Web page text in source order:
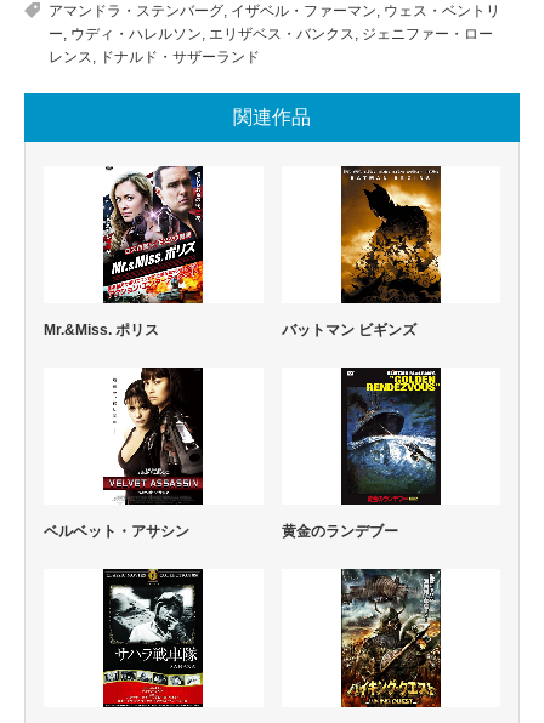
アマンドラ・ステンバーグ イザベル・ファーマン ウェス・ベントリ
ー ウディ・ハレルソン エリザベス・バンクス
ジェニファー・ロー
レンス
ドナルド・サザーランド
関連作品
Mr.&Miss. ポリス バットマン ビギンズ
ベルベット・アサシン 黄金のランデブー